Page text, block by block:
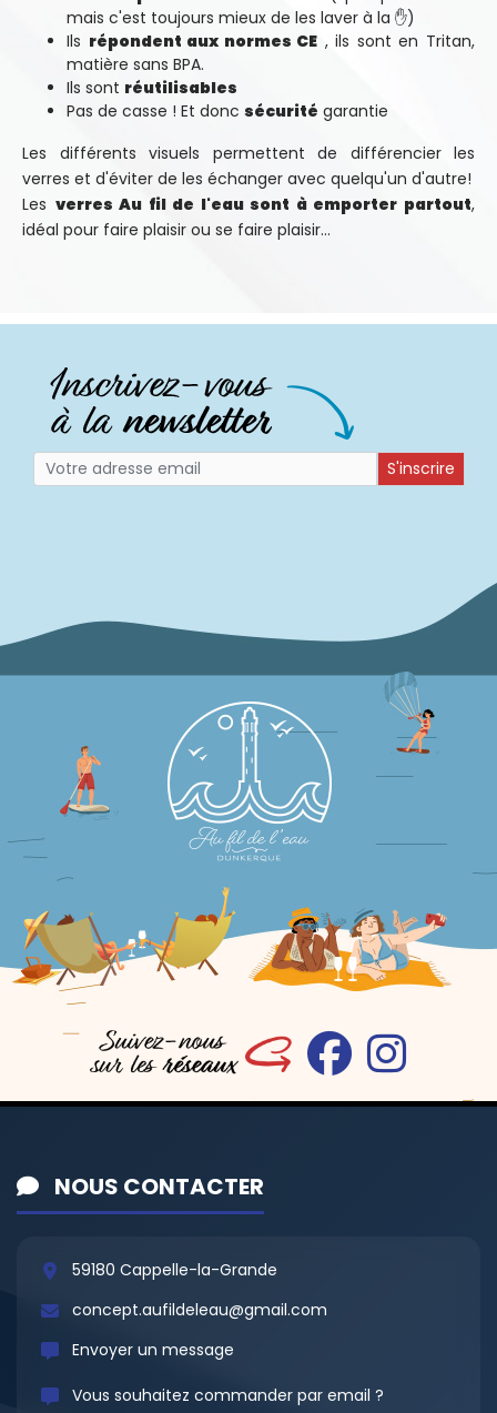
mais c'est toujours mieux de les laver à la ✋)
Ils répondent aux normes CE , ils sont en Tritan,
matière sans BPA.
Ils sont réutilisables
Pas de casse ! Et donc sécurité garantie
Les différents visuels permettent de différencier les
verres et d'éviter de les échanger avec quelqu'un d'autre!
Les verres Au fil de l'eau sont à emporter partout,
idéal pour faire plaisir ou se faire plaisir...
S'inscrire
NOUS CONTACTER
59180 Cappelle-la-Grande
concept.aufildeleau@gmail.com
Envoyer un message
Vous souhaitez commander par email ?